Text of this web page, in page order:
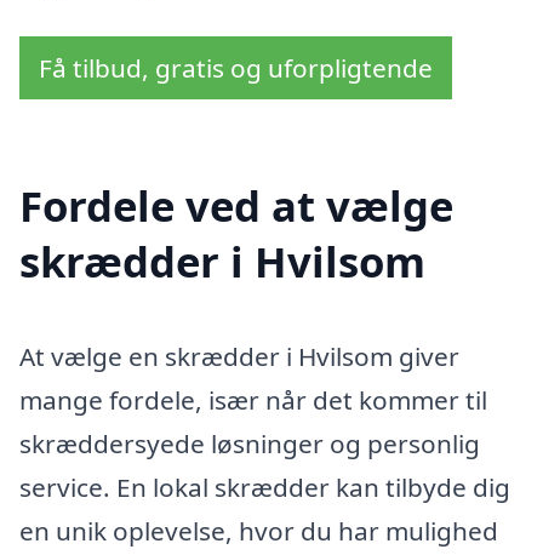
Få tilbud, gratis og uforpligtende
Fordele ved at vælge
skrædder i Hvilsom
At vælge en skrædder i Hvilsom giver
mange fordele, især når det kommer til
skræddersyede løsninger og personlig
service. En lokal skrædder kan tilbyde dig
en unik oplevelse, hvor du har mulighed